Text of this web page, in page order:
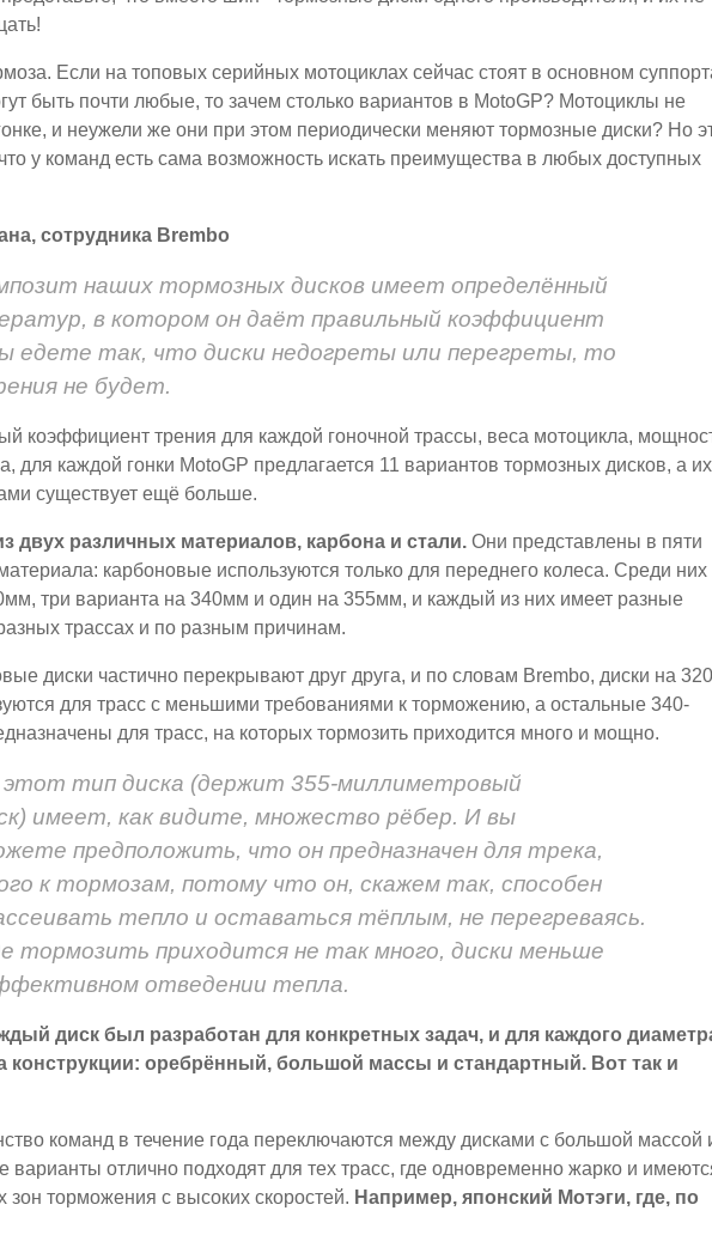
Если на топовых серийных мотоциклах сейчас стоят в основном
быть почти любые, то зачем столько вариантов в MotoGP? Мотоциклы не
и неужели же они при этом периодически меняют тормозные диски? Но
у команд есть сама возможность искать преимущества в любых доступных
сотрудника Brembo
наших тормозных дисков имеет определённый
в котором он даёт правильный коэффициент
едете так, что диски недогреты или перегреты, то
не будет.
коэффициент трения для каждой гоночной трассы, веса мотоцикла,
для каждой гонки MotoGP предлагается 11 вариантов тормозных дисков, а их
существует ещё больше.
двух различных материалов, карбона и стали. Они представлены в пяти
карбоновые используются только для переднего колеса. Среди них
три варианта на 340мм и один на 355мм, и каждый из них имеет разные
трассах и по разным причинам.
диски частично перекрывают друг друга, и по словам Brembo, диски на
для трасс с меньшими требованиями к торможению, а остальные 340-
для трасс, на которых тормозить приходится много и мощно.
тип диска (держит 355-миллиметровый
имеет, как видите, множество рёбер. И вы
предположить, что он предназначен для трека,
к тормозам, потому что он, скажем так, способен
тепло и оставаться тёплым, не перегреваясь.
тормозить приходится не так много, диски меньше
отведении тепла.
диск был разработан для конкретных задач, и для каждого
конструкции: оребрённый, большой массы и стандартный. Вот так и
команд в течение года переключаются между дисками с большой массой
отлично подходят для тех трасс, где одновременно жарко и
зон торможения с высоких скоростей. Например, японский Мотэги, где, по